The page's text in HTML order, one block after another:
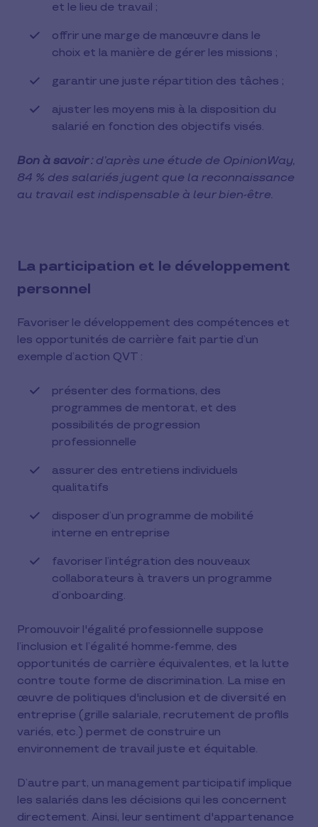
et le lieu de travail ;
offrir une marge de manœuvre dans le
choix et la manière de gérer les missions ;
garantir une juste répartition des tâches ;
ajuster les moyens mis à la disposition du
salarié en fonction des objectifs visés.
Bon à savoir :d’après une étude de OpinionWay,
84 % des salariés jugent que la reconnaissance
au travail est indispensable à leur bien-être.
La participation et le développement
personnel
Favoriser le développement des compétences et
les opportunités de carrière fait partie d’un
exemple d’action QVT :
présenter des formations, des
programmes de mentorat, et des
possibilités de progression
professionnelle
assurer des entretiens individuels
qualitatifs
disposer d’un programme de mobilité
interne en entreprise
favoriser l’intégration des nouveaux
collaborateurs à travers un programme
d’onboarding.
Promouvoir l'égalité professionnelle suppose
l’inclusion et l’égalité homme-femme, des
opportunités de carrière équivalentes, et la lutte
contre toute forme de discrimination. La mise en
œuvre de politiques d'inclusion et de diversité en
entreprise (grille salariale, recrutement de profils
variés, etc.) permet de construire un
environnement de travail juste et équitable.
D’autre part, un management participatif implique
les salariés dans les décisions qui les concernent
directement. Ainsi, leur sentiment d'appartenance